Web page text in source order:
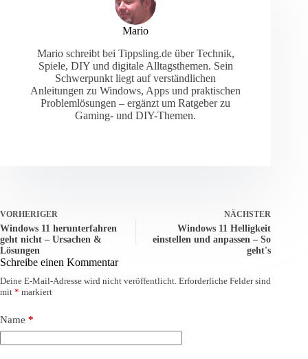
Mario
Mario schreibt bei Tippsling.de über Technik,
Spiele, DIY und digitale Alltagsthemen. Sein
Schwerpunkt liegt auf verständlichen
Anleitungen zu Windows, Apps und praktischen
Problemlösungen – ergänzt um Ratgeber zu
Gaming- und DIY-Themen.
VORHERIGER
Windows 11 herunterfahren
geht nicht – Ursachen &
Lösungen
NÄCHSTER
Windows 11 Helligkeit
einstellen und anpassen – So
geht's
Schreibe einen Kommentar
Deine E-Mail-Adresse wird nicht veröffentlicht. Erforderliche Felder sind
mit * markiert
Name *